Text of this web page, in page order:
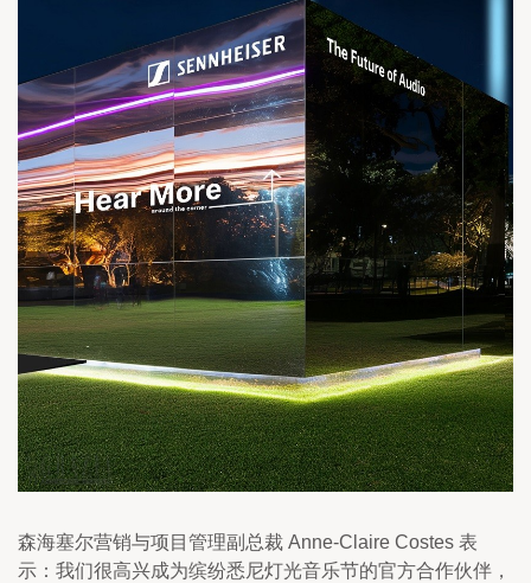
森海塞尔营销与项目管理副总裁 Anne-Claire Costes 表
示：我们很高兴成为缤纷悉尼灯光音乐节的官方合作伙伴，